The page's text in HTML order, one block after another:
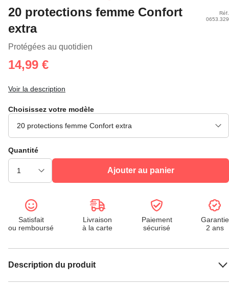
20 protections femme Confort
extra
Protégées au quotidien
Réf.
0653.329
14,99 €
Voir la description
Choisissez votre modèle
Quantité
Ajouter au panier
Satisfait
ou remboursé
Livraison
à la carte
Paiement
sécurisé
Garantie
2 ans
Description du produit